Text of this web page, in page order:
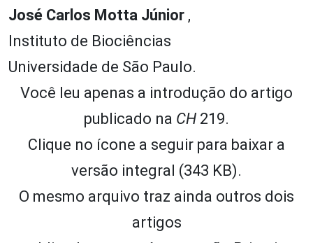
José Carlos Motta Júnior ,
Instituto de Biociências
Universidade de São Paulo.
Você leu apenas a introdução do artigo
publicado na CH 219.
Clique no ícone a seguir para baixar a
versão integral (343 KB).
O mesmo arquivo traz ainda outros dois
artigos